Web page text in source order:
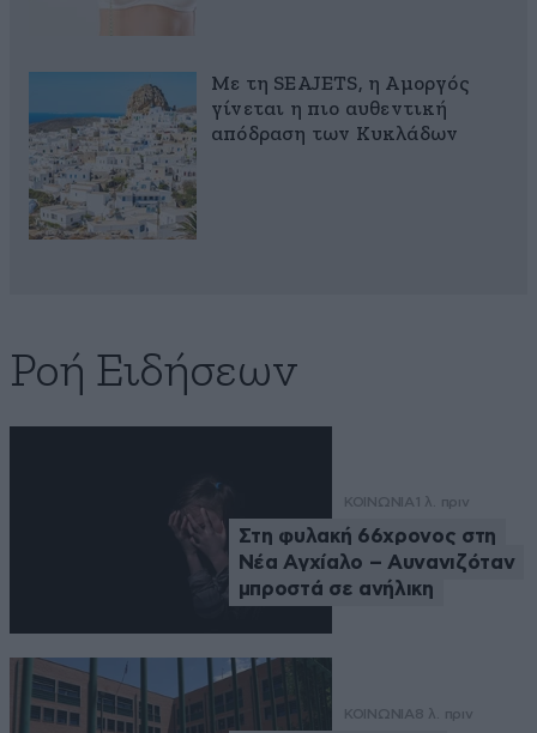
Με τη SEAJETS, η Αμοργός
γίνεται η πιο αυθεντική
απόδραση των Κυκλάδων
Ροή Ειδήσεων
ΚΟΙΝΩΝΙΑ 1 λ. πριν
Στη φυλακή 66χρονος στη
Νέα Αγχίαλο – Αυνανιζόταν
μπροστά σε ανήλικη
ΚΟΙΝΩΝΙΑ8 λ. πριν